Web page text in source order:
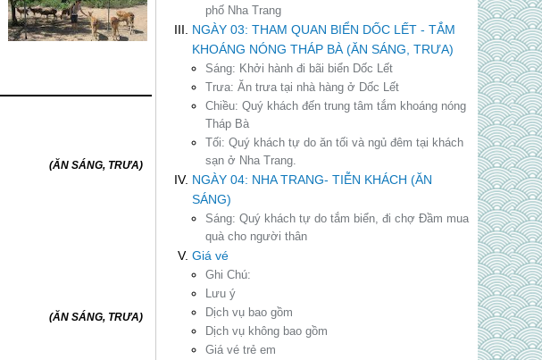
phố Nha Trang
NGÀY 03: THAM QUAN BIỂN DỐC LẾT - TẮM
KHOÁNG NÓNG THÁP BÀ (ĂN SÁNG, TRƯA)
Sáng: Khởi hành đi bãi biển Dốc Lết
Trưa: Ăn trưa tại nhà hàng ở Dốc Lết
Chiều: Quý khách đến trung tâm tắm khoáng nóng
Tháp Bà
Tối: Quý khách tự do ăn tối và ngủ đêm tại khách
sạn ở Nha Trang.
NGÀY 04: NHA TRANG- TIỄN KHÁCH (ĂN
SÁNG)
Sáng: Quý khách tự do tắm biển, đi chợ Đầm mua
quà cho người thân
Giá vé
Ghi Chú:
Lưu ý
Dịch vụ bao gồm
Dịch vụ không bao gồm
Giá vé trẻ em
(ĂN SÁNG, TRƯA)
(ĂN SÁNG, TRƯA)